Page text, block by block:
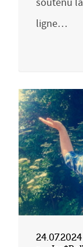
soutenu
ligne…